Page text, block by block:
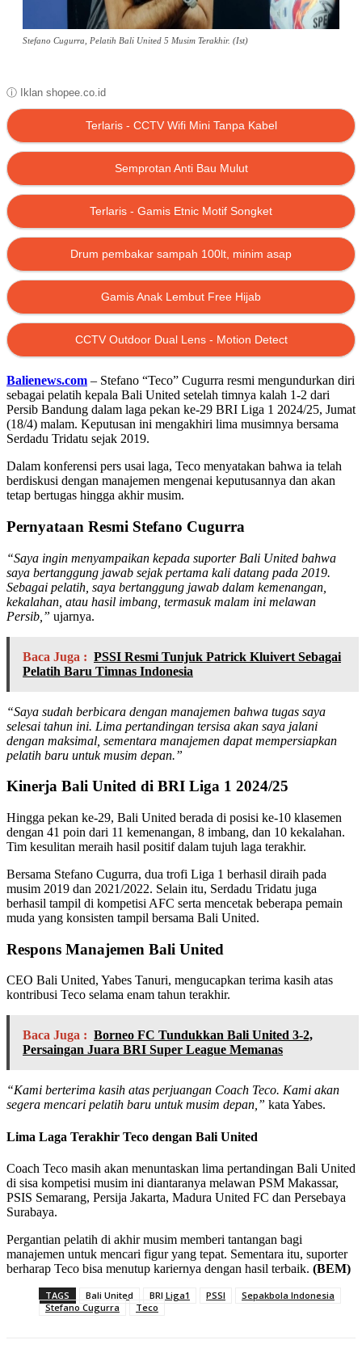
Stefano Cugurra, Pelatih Bali United 5 Musim Terakhir. (Ist)
ⓘ Iklan shopee.co.id
Terlaris - CCTV Wifi Mini Tanpa Kabel
Semprotan Anti Bau Mulut
Terlaris - Gamis Etnic Motif Songket
Drum pembakar sampah 100lt, minim asap
Gamis Anak Lembut Free Hijab
CCTV Outdoor Dual Lens - Motion Detect
Balienews.com – Stefano “Teco” Cugurra resmi mengundurkan diri
sebagai pelatih kepala Bali United setelah timnya kalah 1-2 dari
Persib Bandung dalam laga pekan ke-29 BRI Liga 1 2024/25, Jumat
(18/4) malam. Keputusan ini mengakhiri lima musimnya bersama
Serdadu Tridatu sejak 2019.
Dalam konferensi pers usai laga, Teco menyatakan bahwa ia telah
berdiskusi dengan manajemen mengenai keputusannya dan akan
tetap bertugas hingga akhir musim.
Pernyataan Resmi Stefano Cugurra
“Saya ingin menyampaikan kepada suporter Bali United bahwa
saya bertanggung jawab sejak pertama kali datang pada 2019.
Sebagai pelatih, saya bertanggung jawab dalam kemenangan,
kekalahan, atau hasil imbang, termasuk malam ini melawan
Persib,” ujarnya.
Baca Juga : PSSI Resmi Tunjuk Patrick Kluivert Sebagai
Pelatih Baru Timnas Indonesia
“Saya sudah berbicara dengan manajemen bahwa tugas saya
selesai tahun ini. Lima pertandingan tersisa akan saya jalani
dengan maksimal, sementara manajemen dapat mempersiapkan
pelatih baru untuk musim depan.”
Kinerja Bali United di BRI Liga 1 2024/25
Hingga pekan ke-29, Bali United berada di posisi ke-10 klasemen
dengan 41 poin dari 11 kemenangan, 8 imbang, dan 10 kekalahan.
Tim kesulitan meraih hasil positif dalam tujuh laga terakhir.
Bersama Stefano Cugurra, dua trofi Liga 1 berhasil diraih pada
musim 2019 dan 2021/2022. Selain itu, Serdadu Tridatu juga
berhasil tampil di kompetisi AFC serta mencetak beberapa pemain
muda yang konsisten tampil bersama Bali United.
Respons Manajemen Bali United
CEO Bali United, Yabes Tanuri, mengucapkan terima kasih atas
kontribusi Teco selama enam tahun terakhir.
Baca Juga : Borneo FC Tundukkan Bali United 3-2,
Persaingan Juara BRI Super League Memanas
“Kami berterima kasih atas perjuangan Coach Teco. Kami akan
segera mencari pelatih baru untuk musim depan,” kata Yabes.
Lima Laga Terakhir Teco dengan Bali United
Coach Teco masih akan menuntaskan lima pertandingan Bali United
di sisa kompetisi musim ini diantaranya melawan PSM Makassar,
PSIS Semarang, Persija Jakarta, Madura United FC dan Persebaya
Surabaya.
Pergantian pelatih di akhir musim memberi tantangan bagi
manajemen untuk mencari figur yang tepat. Sementara itu, suporter
berharap Teco bisa menutup kariernya dengan hasil terbaik. (BEM)
TAGS Bali United BRI Liga1 PSSI
Sepakbola Indonesia
Stefano Cugurra
Teco